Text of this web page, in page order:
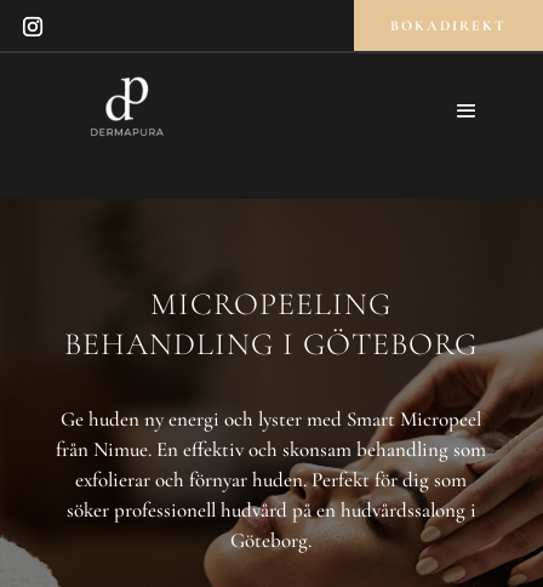
BOKADIREKT
MICROPEELING
BEHANDLING I GÖTEBORG
Ge huden ny energi och lyster med Smart Micropeel
från Nimue. En effektiv och skonsam behandling som
exfolierar och förnyar huden. Perfekt för dig som
söker professionell hudvård på en hudvårdssalong i
Göteborg.